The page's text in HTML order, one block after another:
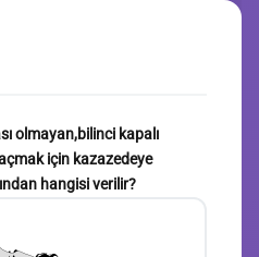
olmayan,bilinci kapalı
için kazazedeye
hangisi verilir?